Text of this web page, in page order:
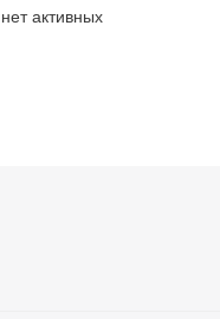
активных